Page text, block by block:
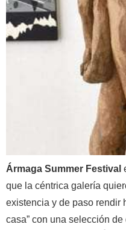
Ármaga Summer Festival
que la céntrica galería
existencia y de paso rendir
casa” con una selección